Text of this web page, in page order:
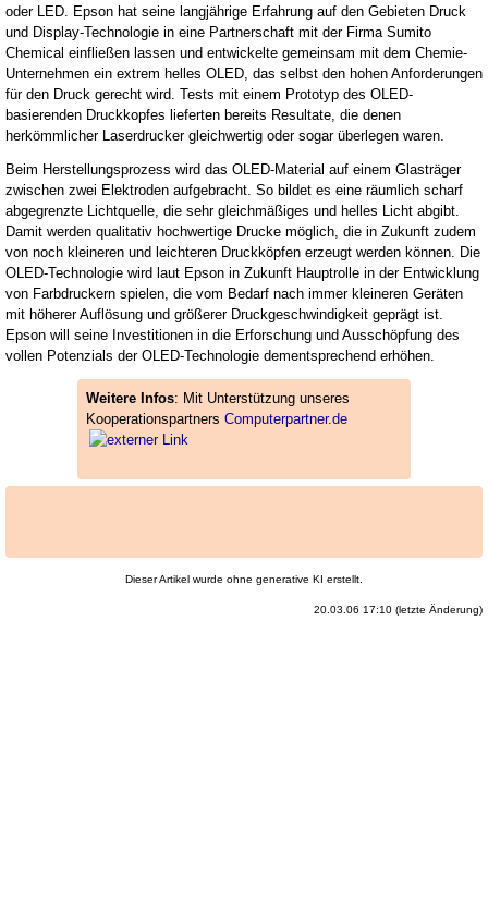
oder LED. Epson hat seine langjährige Erfahrung auf den Gebieten Druck
und Display-Technologie in eine Partnerschaft mit der Firma Sumito
Chemical einfließen lassen und entwickelte gemeinsam mit dem Chemie-
Unternehmen ein extrem helles OLED, das selbst den hohen Anforderungen
für den Druck gerecht wird. Tests mit einem Prototyp des OLED-
basierenden Druckkopfes lieferten bereits Resultate, die denen
herkömmlicher Laserdrucker gleichwertig oder sogar überlegen waren.
Beim Herstellungsprozess wird das OLED-Material auf einem Glasträger
zwischen zwei Elektroden aufgebracht. So bildet es eine räumlich scharf
abgegrenzte Lichtquelle, die sehr gleichmäßiges und helles Licht abgibt.
Damit werden qualitativ hochwertige Drucke möglich, die in Zukunft zudem
von noch kleineren und leichteren Druckköpfen erzeugt werden können. Die
OLED-Technologie wird laut Epson in Zukunft Hauptrolle in der Entwicklung
von Farbdruckern spielen, die vom Bedarf nach immer kleineren Geräten
mit höherer Auflösung und größerer Druckgeschwindigkeit geprägt ist.
Epson will seine Investitionen in die Erforschung und Ausschöpfung des
vollen Potenzials der OLED-Technologie dementsprechend erhöhen.
Weitere Infos: Mit Unterstützung unseres
Kooperationspartners Computerpartner.de
Dieser Artikel wurde ohne generative KI erstellt.
20.03.06 17:10 (letzte Änderung)